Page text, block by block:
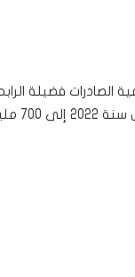
الصادرات فضيلة
أن